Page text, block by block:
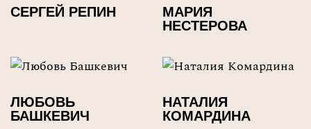
СЕРГЕЙ РЕПИН
МАРИЯ
НЕСТЕРОВА
ЛЮБОВЬ
БАШКЕВИЧ
НАТАЛИЯ
КОМАРДИНА